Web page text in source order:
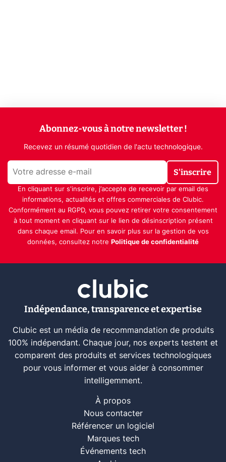
Abonnez-vous à notre newsletter !
Recevez un résumé quotidien de l'actu technologique.
S'inscrire
En cliquant sur s'inscrire, j’accepte de recevoir par email des
informations, actualités et offres commerciales de Clubic.
Conformément au RGPD, vous pouvez retirer votre consentement
à tout moment en cliquant sur le lien de désinscription présent
dans chaque email. Pour en savoir plus sur la gestion de vos
données, consultez notre Politique de confidentialité
Indépendance, transparence et expertise
Clubic est un média de recommandation de produits
100% indépendant. Chaque jour, nos experts testent et
comparent des produits et services technologiques
pour vous informer et vous aider à consommer
intelligemment.
À propos
Nous contacter
Référencer un logiciel
Marques tech
Événements tech